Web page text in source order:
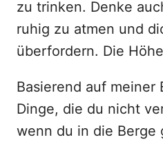
zu trinken. Denke
ruhig zu atmen und
überfordern. Die
Basierend auf meiner
Dinge, die du nicht
wenn du in die Berge